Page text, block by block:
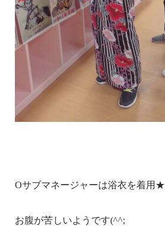
Oサブマネージャーは浴衣を着用★
お腹が苦しいようです(^^;